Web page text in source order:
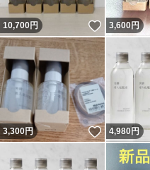
10,700円 いいね！
3,600円
3,300円 いいね！
4,980円